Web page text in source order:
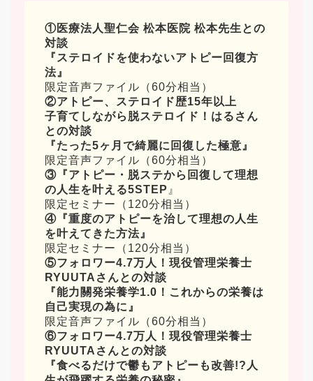
①医療法人聖仁会 松本医院 松本先生との
対談
『ステロイドを使わないアトピー回復方
法』
限定音声ファイル（60分相当）
②アトピー、ステロイド歴15年以上
子育てしながら脱ステロイド！はるさん
との対談
『たった5ヶ月で綺麗に回復した極意』
限定音声ファイル（60分相当）
③ 『アトピー・脱ステから回復して理想
の人生を叶える5STEP 』
限定セミナー（120分相当）
④ 『重度のアトピーを治して理想の人生
を叶えてきた方法』
限定セミナー（120分相当）
⑤フォロワー4.7万人！現役管理栄養士
RYUUTAさんとの対談
『能力關発栄養学1.0！これからの栄養は
自己実現の為に』
限定音声ファイル（60分相当）
⑥フォロワー4.7万人！現役管理栄養士
RYUUTAさんとの対談
『食べるだけで鬱もアトピーも改善!?人